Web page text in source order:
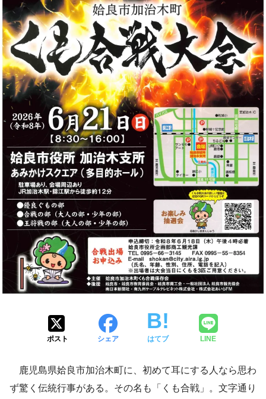
ポスト シェア はてブ LINE
鹿児島県姶良市加治木町に、初めて耳にする人なら思わ
ず驚く伝統行事がある。その名も「くも合戦」。文字通り